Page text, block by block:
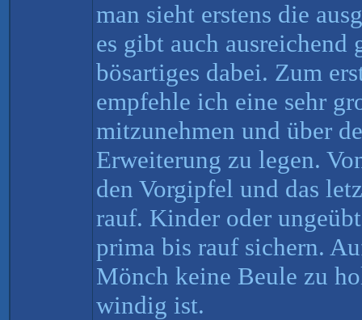
man sieht erstens die
es gibt auch
bösartiges dabei. Zum
empfehle ich eine sehr
mitzunehmen und über
Erweiterung zu legen.
den Vorgipfel und das
rauf. Kinder oder
prima bis rauf sichern.
Mönch keine Beule zu
windig ist.